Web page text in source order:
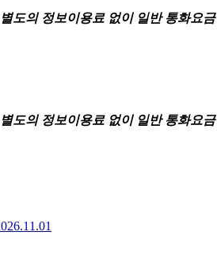
별도의 정보이용료 없이 일반 통화요
별도의 정보이용료 없이 일반 통화요